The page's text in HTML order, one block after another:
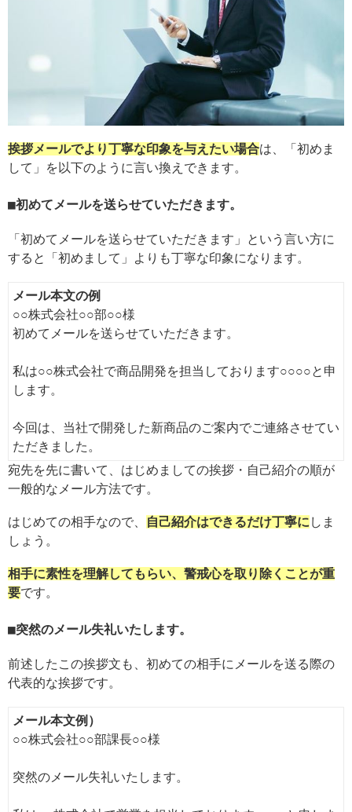
挨拶メールでより丁寧な印象を与えたい場合は、「初めま
して」を以下のように言い換えできます。
初めてメールを送らせていただきます。
「初めてメールを送らせていただきます」という言い方に
すると「初めまして」よりも丁寧な印象になります。
メール本文の例
○○株式会社○○部○○様
初めてメールを送らせていただきます。
私は○○株式会社で商品開発を担当しております○○○○と申
します。
今回は、当社で開発した新商品のご案内でご連絡させてい
ただきました。
宛先を先に書いて、はじめましての挨拶・自己紹介の順が
一般的なメール方法です。
はじめての相手なので、 自己紹介はできるだけ丁寧に しま
しょう。
相手に素性を理解してもらい、警戒心を取り除くことが重
要です。
突然のメール失礼いたします。
前述したこの挨拶文も、初めての相手にメールを送る際の
代表的な挨拶です。
メール本文例）
○○株式会社○○部課長○○様
突然のメール失礼いたします。